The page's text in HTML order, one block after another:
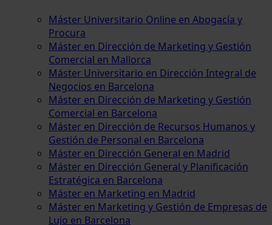
Máster Universitario Online en Abogacía y
Procura
Máster en Dirección de Marketing y Gestión
Comercial en Mallorca
Máster Universitario en Dirección Integral de
Negocios en Barcelona
Máster en Dirección de Marketing y Gestión
Comercial en Barcelona
Máster en Dirección de Recursos Humanos y
Gestión de Personal en Barcelona
Máster en Dirección General en Madrid
Máster en Dirección General y Planificación
Estratégica en Barcelona
Máster en Marketing en Madrid
Máster en Marketing y Gestión de Empresas de
Lujo en Barcelona